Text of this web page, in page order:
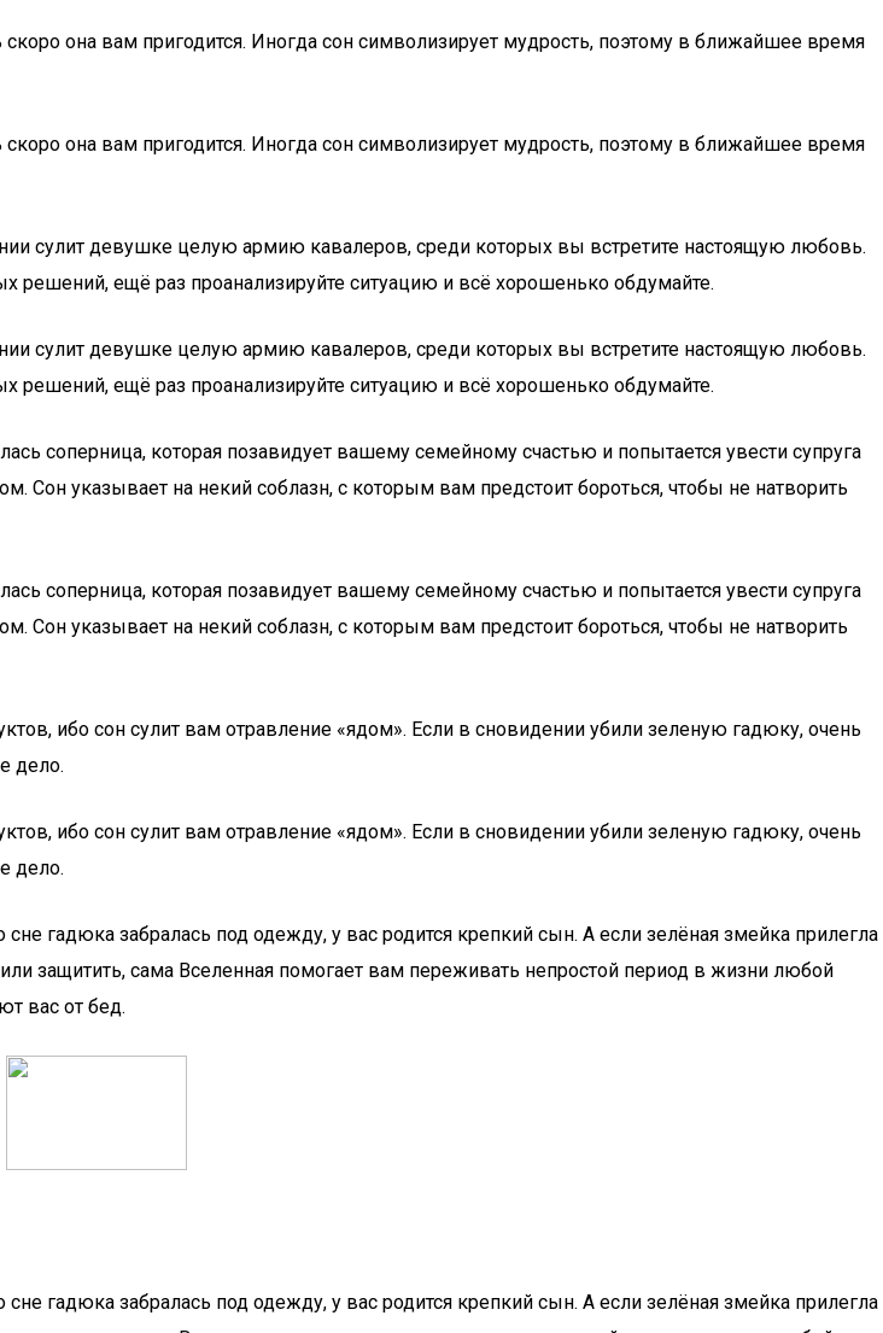
она вам пригодится. Иногда сон символизирует мудрость, поэтому в ближайшее время
она вам пригодится. Иногда сон символизирует мудрость, поэтому в ближайшее время
сулит девушке целую армию кавалеров, среди которых вы встретите настоящую любовь.
ещё раз проанализируйте ситуацию и всё хорошенько обдумайте.
сулит девушке целую армию кавалеров, среди которых вы встретите настоящую любовь.
ещё раз проанализируйте ситуацию и всё хорошенько обдумайте.
соперница, которая позавидует вашему семейному счастью и попытается увести супруга
указывает на некий соблазн, с которым вам предстоит бороться, чтобы не натворить
соперница, которая позавидует вашему семейному счастью и попытается увести супруга
указывает на некий соблазн, с которым вам предстоит бороться, чтобы не натворить
ибо сон сулит вам отравление «ядом». Если в сновидении убили зеленую гадюку, очень
дело.
ибо сон сулит вам отравление «ядом». Если в сновидении убили зеленую гадюку, очень
дело.
гадюка забралась под одежду, у вас родится крепкий сын. А если зелёная змейка прилегла
защитить, сама Вселенная помогает вам переживать непростой период в жизни любой
вас от бед.
гадюка забралась под одежду, у вас родится крепкий сын. А если зелёная змейка прилегла